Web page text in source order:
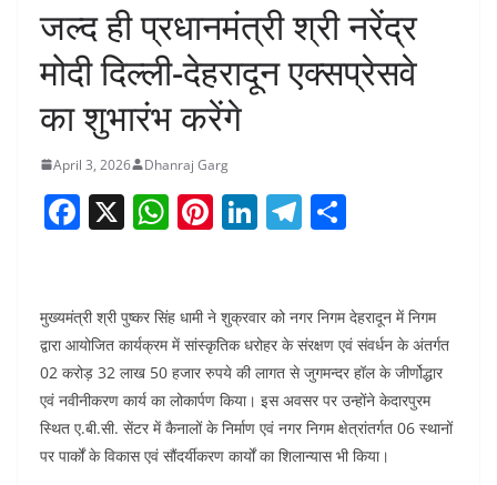
जल्द ही प्रधानमंत्री श्री नरेंद्र
मोदी दिल्ली-देहरादून एक्सप्रेसवे
का शुभारंभ करेंगे
April 3, 2026 Dhanraj Garg
F
e
b
o
o
k
X W
s
A
p
p
Pi
e
st
Li
e
dI
n
T
gr
a
m
e
मुख्यमंत्री श्री पुष्कर सिंह धामी ने शुक्रवार को नगर निगम देहरादून में निगम
द्वारा आयोजित कार्यक्रम में सांस्कृतिक धरोहर के संरक्षण एवं संवर्धन के अंतर्गत
02 करोड़ 32 लाख 50 हजार रुपये की लागत से जुगमन्दर हॉल के जीर्णोद्धार
एवं नवीनीकरण कार्य का लोकार्पण किया। इस अवसर पर उन्होंने केदारपुरम
स्थित ए.बी.सी. सेंटर में कैनालों के निर्माण एवं नगर निगम क्षेत्रांतर्गत 06 स्थानों
पर पार्कों के विकास एवं सौंदर्यीकरण कार्यों का शिलान्यास भी किया।